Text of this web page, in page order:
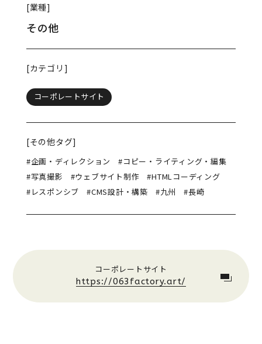
[業種]
その他
[カテゴリ]
コーポレートサイト
[その他タグ]
#企画・ディレクション
#コピー・ライティング・編集
#写真撮影
#ウェブサイト制作
#HTMLコーディング
#レスポンシブ
#CMS設計・構築 #九州 #長崎
コーポレートサイト
https://063factory.art/